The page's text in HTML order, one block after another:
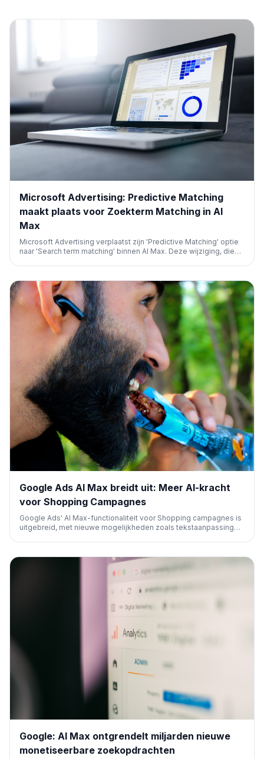
Microsoft Advertising: Predictive Matching
maakt plaats voor Zoekterm Matching in AI
Max
Microsoft Advertising verplaatst zijn 'Predictive Matching' optie
naar 'Search term matching' binnen AI Max. Deze wijziging, die
Google Ads AI Max breidt uit: Meer AI-kracht
voor Shopping Campagnes
Google Ads' AI Max-functionaliteit voor Shopping campagnes is
uitgebreid, met nieuwe mogelijkheden zoals tekstaanpassingen,
Google: AI Max ontgrendelt miljarden nieuwe
monetiseerbare zoekopdrachten